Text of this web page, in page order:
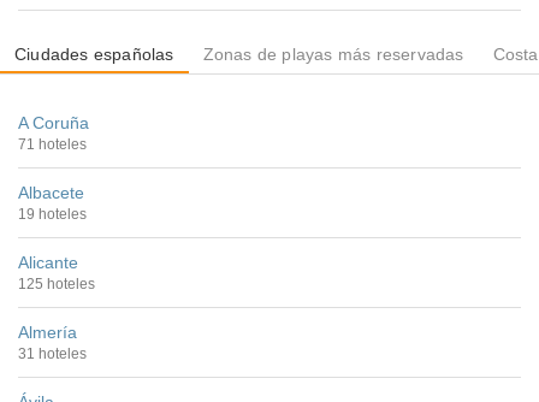
Ciudades españolas Zonas de playas más reservadas
A Coruña
71 hoteles
Albacete
19 hoteles
Alicante
125 hoteles
Almería
31 hoteles